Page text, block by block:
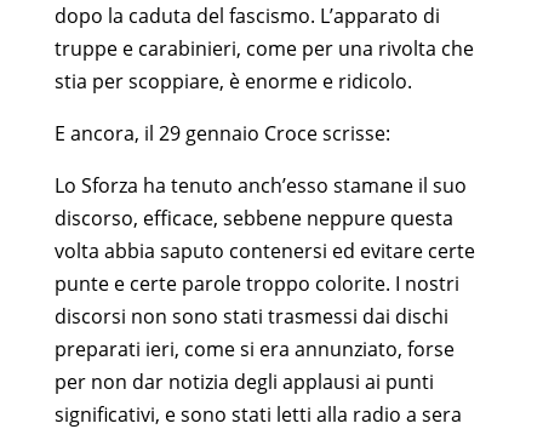
dopo la caduta del fascismo. L’apparato di
truppe e carabinieri, come per una rivolta che
stia per scoppiare, è enorme e ridicolo.
E ancora, il 29 gennaio Croce scrisse:
Lo Sforza ha tenuto anch’esso stamane il suo
discorso, efficace, sebbene neppure questa
volta abbia saputo contenersi ed evitare certe
punte e certe parole troppo colorite. I nostri
discorsi non sono stati trasmessi dai dischi
preparati ieri, come si era annunziato, forse
per non dar notizia degli applausi ai punti
significativi, e sono stati letti alla radio a sera